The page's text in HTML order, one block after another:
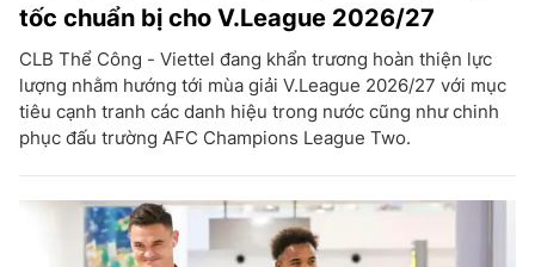
tốc chuẩn bị cho V.League 2026/27
CLB Thể Công - Viettel đang khẩn trương hoàn thiện lực
lượng nhằm hướng tới mùa giải V.League 2026/27 với mục
tiêu cạnh tranh các danh hiệu trong nước cũng như chinh
phục đấu trường AFC Champions League Two.